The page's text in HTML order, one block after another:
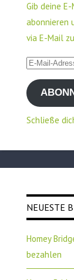
Gib deine
abonnieren
via E-Mail
E-
Mail-
Adresse
Schließe
NEUESTE
Homey
bezahlen